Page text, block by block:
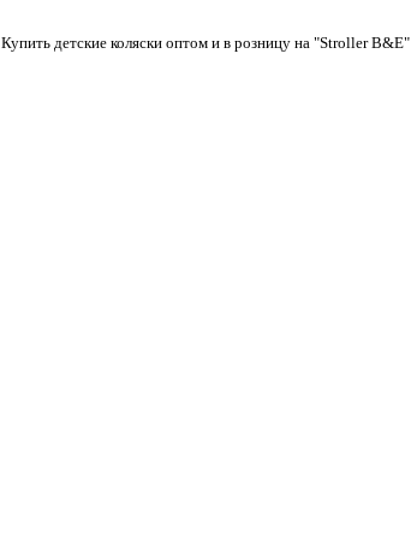
Купить детские коляски оптом и в розницу на "Stroller B&E"